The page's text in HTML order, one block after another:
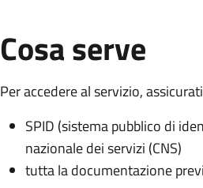
Cosa serve
Per accedere al servizio,
SPID (sistema pubblico di
nazionale dei servizi (CNS)
tutta la documentazione